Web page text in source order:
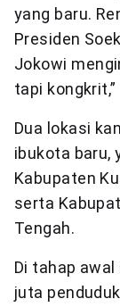
yang baru.
Presiden
Jokowi
tapi
Dua lokasi
ibukota baru,
Kabupaten
serta
Tengah.
Di tahap
juta